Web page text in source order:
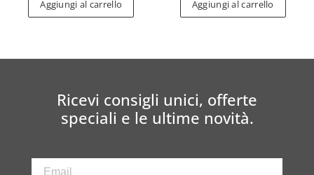
Aggiungi al carrello Aggiungi al carrello
Ricevi consigli unici, offerte
speciali e le ultime novità.